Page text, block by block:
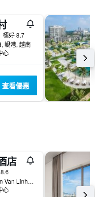
極好 8.7
峴港, 越南
心
查看優惠
店
150-156 Nguyen Van Linh, Hai Chau, 峴港, 越南
心